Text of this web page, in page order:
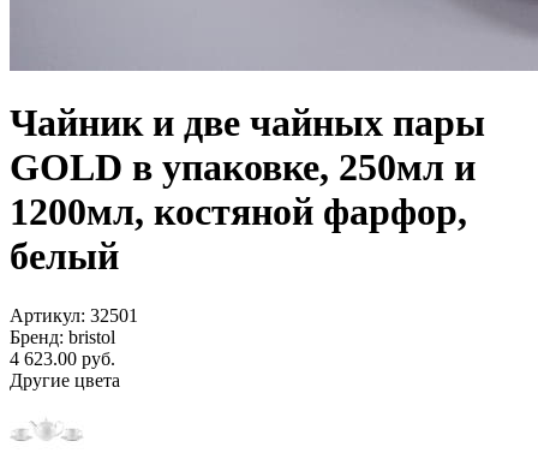
Чайник и две чайных пары
GOLD в упаковке, 250мл и
1200мл, костяной фарфор,
белый
Артикул: 32501
Бренд: bristol
4 623.00 руб.
Другие цвета